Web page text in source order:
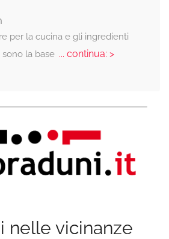
per la cucina e gli ingredienti
la base... continua: >
nelle vicinanze